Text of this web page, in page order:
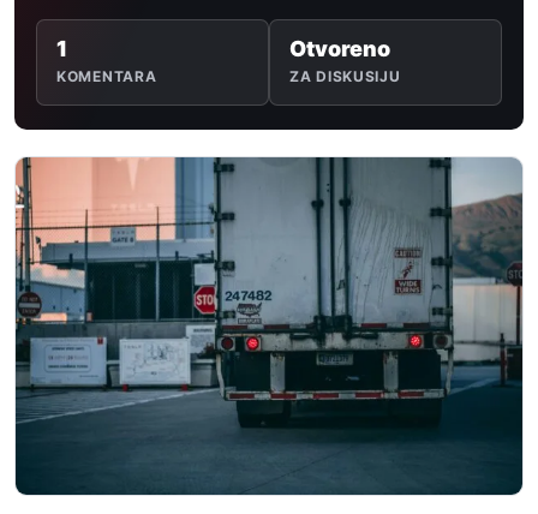
1
KOMENTARA
Otvoreno
ZA DISKUSIJU